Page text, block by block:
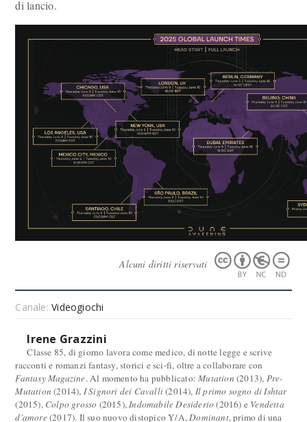
di lancio.
Alcuni diritti riservati
Canale:Videogiochi
Irene Grazzini
Classe 85, di giorno lavora come medico, di notte legge e scrive
racconti e romanzi fantasy, storici e sci-fi, oltre a collaborare con
Fantasy Magazine. Al momento ha pubblicato:Mutation (2013), Pre-
Mutation (2014), I Signori dei Cavalli(2014), Il primo sogno di Ishtar
(2015), Colpo grosso (2015),Indomabile Desiderio (2016) e Vendetta
d'amore(2017). Il suo nuovo distopico Y/A,Dominant, primo di una